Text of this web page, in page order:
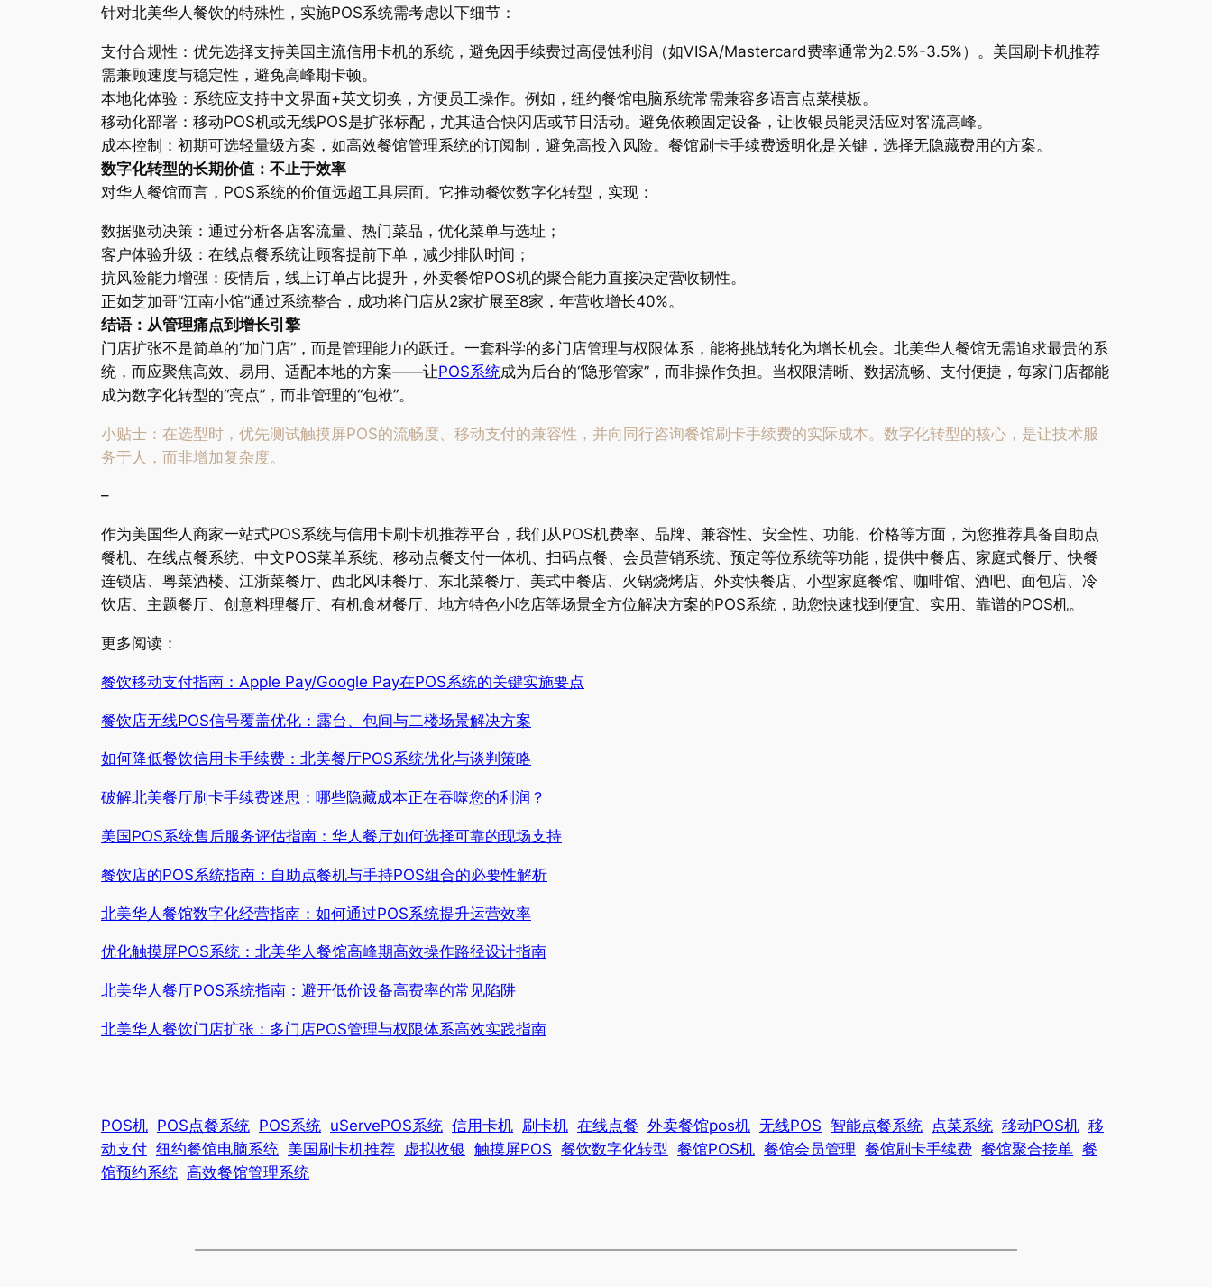
针对北美华人餐饮的特殊性，实施POS系统需考虑以下细节：
支付合规性：优先选择支持美国主流信用卡机的系统，避免因手续费过高侵蚀利润（如VISA/Mastercard费率通常为2.5%-3.5%）。美国刷卡机推荐
需兼顾速度与稳定性，避免高峰期卡顿。
本地化体验：系统应支持中文界面+英文切换，方便员工操作。例如，纽约餐馆电脑系统常需兼容多语言点菜模板。
移动化部署：移动POS机或无线POS是扩张标配，尤其适合快闪店或节日活动。避免依赖固定设备，让收银员能灵活应对客流高峰。
成本控制：初期可选轻量级方案，如高效餐馆管理系统的订阅制，避免高投入风险。餐馆刷卡手续费透明化是关键，选择无隐藏费用的方案。
数字化转型的长期价值：不止于效率
对华人餐馆而言，POS系统的价值远超工具层面。它推动餐饮数字化转型，实现：
数据驱动决策：通过分析各店客流量、热门菜品，优化菜单与选址；
客户体验升级：在线点餐系统让顾客提前下单，减少排队时间；
抗风险能力增强：疫情后，线上订单占比提升，外卖餐馆POS机的聚合能力直接决定营收韧性。
正如芝加哥“江南小馆”通过系统整合，成功将门店从2家扩展至8家，年营收增长40%。
结语：从管理痛点到增长引擎
门店扩张不是简单的“加门店”，而是管理能力的跃迁。一套科学的多门店管理与权限体系，能将挑战转化为增长机会。北美华人餐馆无需追求最贵的系
统，而应聚焦高效、易用、适配本地的方案——让POS系统成为后台的“隐形管家”，而非操作负担。当权限清晰、数据流畅、支付便捷，每家门店都能
成为数字化转型的“亮点”，而非管理的“包袱”。
小贴士：在选型时，优先测试触摸屏POS的流畅度、移动支付的兼容性，并向同行咨询餐馆刷卡手续费的实际成本。数字化转型的核心，是让技术服
务于人，而非增加复杂度。
–
作为美国华人商家一站式POS系统与信用卡刷卡机推荐平台，我们从POS机费率、品牌、兼容性、安全性、功能、价格等方面，为您推荐具备自助点
餐机、在线点餐系统、中文POS菜单系统、移动点餐支付一体机、扫码点餐、会员营销系统、预定等位系统等功能，提供中餐店、家庭式餐厅、快餐
连锁店、粤菜酒楼、江浙菜餐厅、西北风味餐厅、东北菜餐厅、美式中餐店、火锅烧烤店、外卖快餐店、小型家庭餐馆、咖啡馆、酒吧、面包店、冷
饮店、主题餐厅、创意料理餐厅、有机食材餐厅、地方特色小吃店等场景全方位解决方案的POS系统，助您快速找到便宜、实用、靠谱的POS机。
更多阅读：
餐饮移动支付指南：Apple Pay/Google Pay在POS系统的关键实施要点
餐饮店无线POS信号覆盖优化：露台、包间与二楼场景解决方案
如何降低餐饮信用卡手续费：北美餐厅POS系统优化与谈判策略
破解北美餐厅刷卡手续费迷思：哪些隐藏成本正在吞噬您的利润？
美国POS系统售后服务评估指南：华人餐厅如何选择可靠的现场支持
餐饮店的POS系统指南：自助点餐机与手持POS组合的必要性解析
北美华人餐馆数字化经营指南：如何通过POS系统提升运营效率
优化触摸屏POS系统：北美华人餐馆高峰期高效操作路径设计指南
北美华人餐厅POS系统指南：避开低价设备高费率的常见陷阱
北美华人餐饮门店扩张：多门店POS管理与权限体系高效实践指南
POS机 POS点餐系统 POS系统 uServePOS系统 信用卡机 刷卡机 在线点餐 外卖餐馆pos机 无线POS 智能点餐系统 点菜系统 移动POS机 移
动支付 纽约餐馆电脑系统 美国刷卡机推荐 虚拟收银 触摸屏POS 餐饮数字化转型 餐馆POS机 餐馆会员管理 餐馆刷卡手续费 餐馆聚合接单 餐
馆预约系统 高效餐馆管理系统